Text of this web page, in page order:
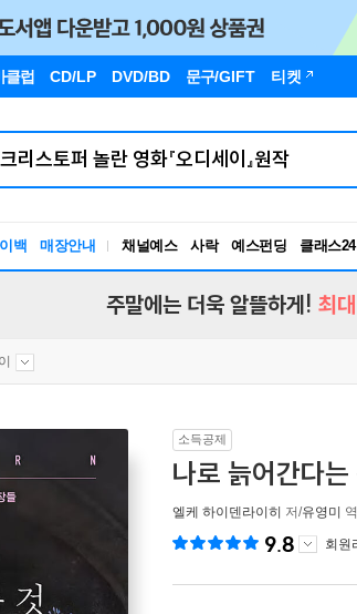
클럽 CD/LP DVD/BD 문구/GIFT 티켓
백 매장안내 채널예스 사락 예스펀딩 클래스24
주말에는 더욱 알뜰하게! 최
소득공제
나로 늙어간다는
엘케 하이덴라이히 저/유영미 역
9.8 회원